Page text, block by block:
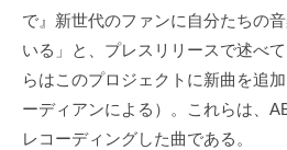
で』新世代のファンに自分たちの
いる」と、プレスリリースで述べ
らはこのプロジェクトに新曲を追
ーディアンによる）。これらは、
レコーディングした曲である。